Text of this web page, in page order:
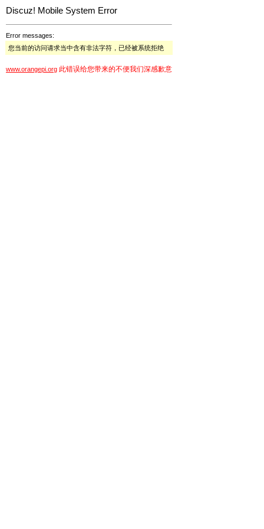
Discuz! Mobile System Error
Error messages:
您当前的访问请求当中含有非法字符，已经被系统拒绝
www.orangepi.org 此错误给您带来的不便我们深感歉意